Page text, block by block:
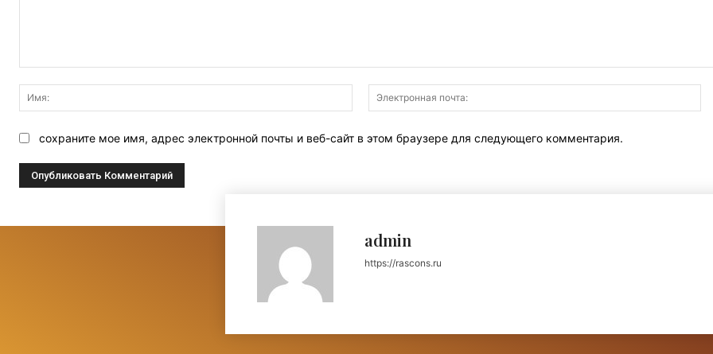
Имя:
сохраните мое имя, адрес электронной почты и веб-сайт в этом браузере для следующего комментария.
admin
https://rascons.ru